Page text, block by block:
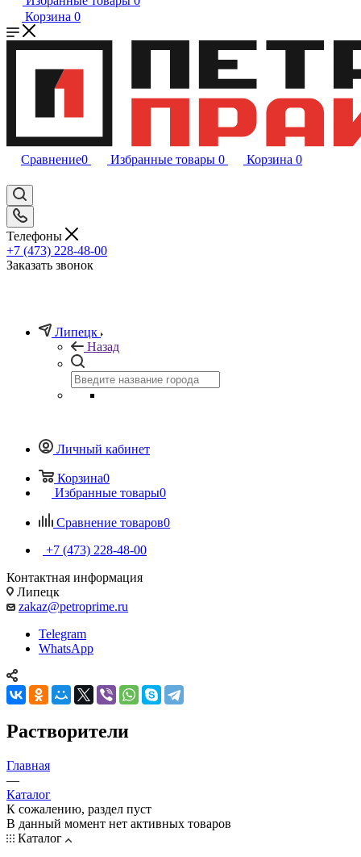
Корзина 0
Сравнение0 Избранные товары 0 Корзина 0
Телефоны
+7 (473) 228-48-00
Заказать звонок
Липецк
Назад
Личный кабинет
Корзина0
Избранные товары0
Сравнение товаров0
+7 (473) 228-48-00
Контактная информация
Липецк
zakaz@petroprime.ru
Telegram
WhatsApp
Растворители
Главная
—
Каталог
К сожалению, раздел пуст
В данный момент нет активных товаров
Каталог